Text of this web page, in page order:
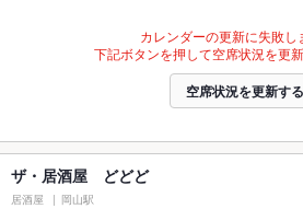
カレンダーの更新に失敗し
下記ボタンを押して空席状況を更新
空席状況を更新する
ザ・居酒屋 どどど
居酒屋 岡山駅